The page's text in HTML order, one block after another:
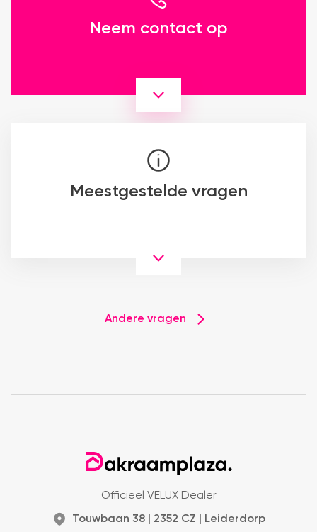
Neem contact op
Meestgestelde vragen
Andere vragen
Officieel VELUX Dealer
Touwbaan 38 | 2352 CZ | Leiderdorp